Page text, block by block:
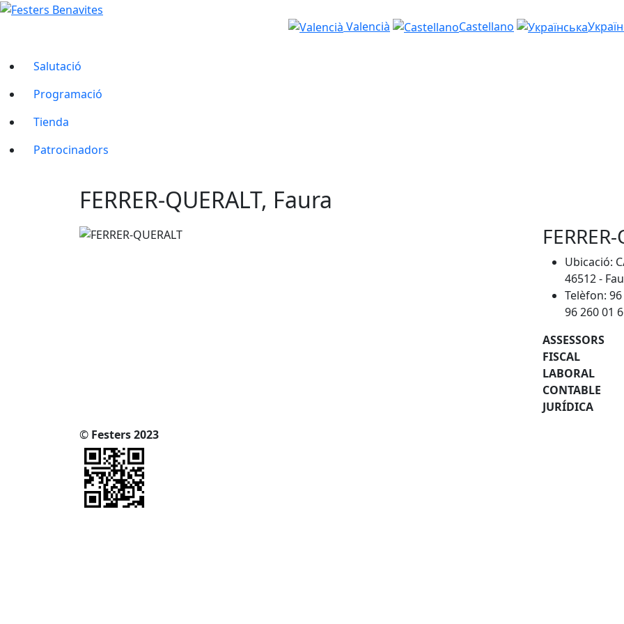
Valencià Castellano
Salutació
Programació
Tienda
Patrocinadors
FERRER-QUERALT, Faura
Ubicació:
46512 -
Telèfon:
96 260 01
ASSESSORS
FISCAL
LABORAL
CONTABLE
JURÍDICA
© Festers 2023